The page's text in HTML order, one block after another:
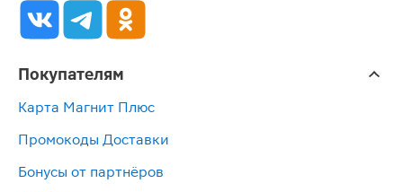
Покупателям
Карта Магнит Плюс
Промокоды Доставки
Бонусы от партнёров